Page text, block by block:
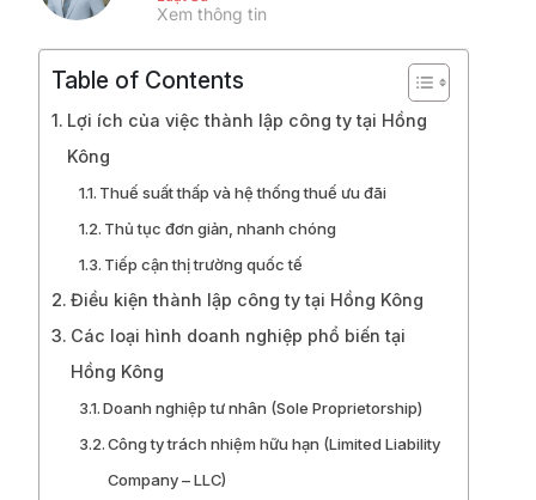
Xem thông tin
Table of Contents
Lợi ích của việc thành lập công ty tại Hồng
Kông
Thuế suất thấp và hệ thống thuế ưu đãi
Thủ tục đơn giản, nhanh chóng
Tiếp cận thị trường quốc tế
Điều kiện thành lập công ty tại Hồng Kông
Các loại hình doanh nghiệp phổ biến tại
Hồng Kông
Doanh nghiệp tư nhân (Sole Proprietorship)
Công ty trách nhiệm hữu hạn (Limited Liability
Company – LLC)